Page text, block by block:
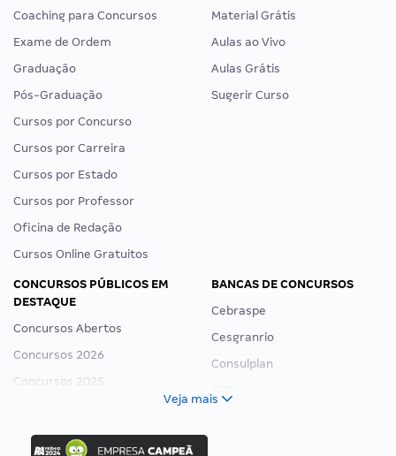
Coaching para Concursos
Exame de Ordem
Graduação
Pós-Graduação
Cursos por Concurso
Cursos por Carreira
Cursos por Estado
Cursos por Professor
Oficina de Redação
Cursos Online Gratuitos
Material Grátis
Aulas ao Vivo
Aulas Grátis
Sugerir Curso
CONCURSOS PÚBLICOS EM
DESTAQUE
Concursos Abertos
Concursos 2026
Concursos 2025
Concurso Ibama
BANCAS DE CONCURSOS
Cebraspe
Cesgranrio
Consulplan
Veja mais